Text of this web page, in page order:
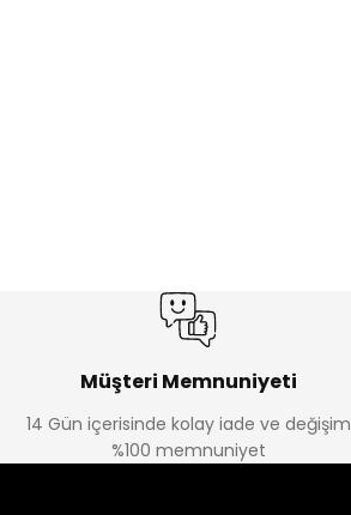
Müşteri Memnuniyeti
14 Gün içerisinde kolay iade ve değişim
%100 memnuniyet